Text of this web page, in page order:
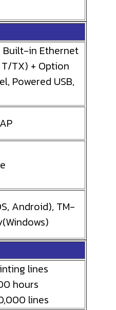
Built-in Ethernet
TX) + Option
Powered USB,
Android), TM-
lines
hours
lines